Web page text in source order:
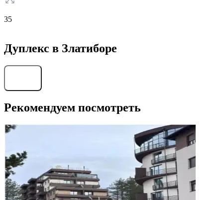
35
Дуплекс в Златиборе
Рекомендуем посмотреть